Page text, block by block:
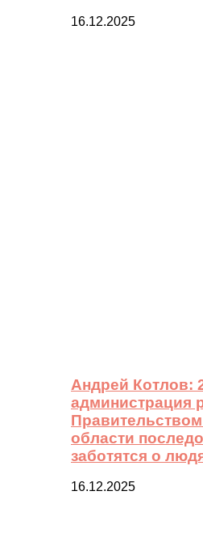
16.12.2025
Андрей Котлов:
администрация
области
заботятся о
16.12.2025